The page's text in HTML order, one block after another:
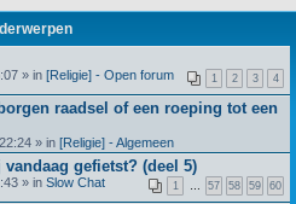
1 2 3 4
» in [Religie] - Open forum
raadsel of een roeping tot een
» in [Religie] - Algemeen
gefietst? (deel 5)
1 57 58 59 60
» in Slow Chat